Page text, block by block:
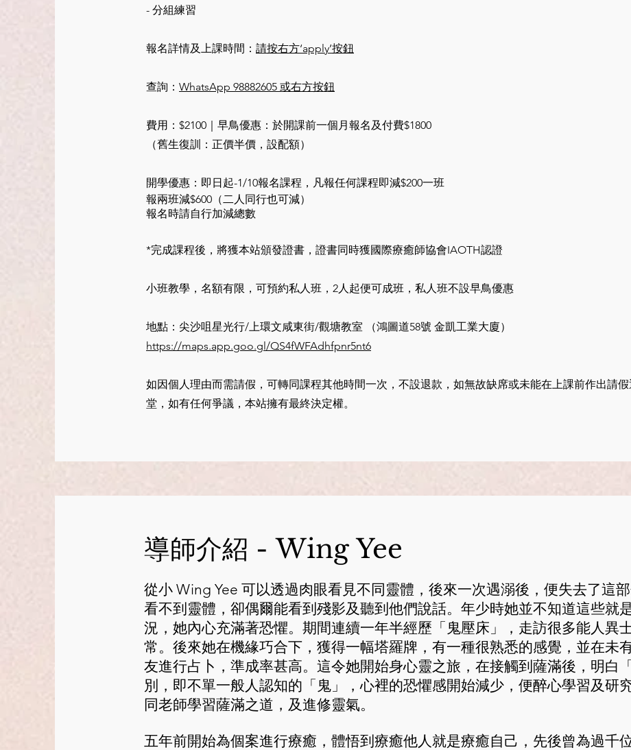
- 分組練習
報名詳情及上課時間： 請按右方‘apply’按鈕
​查詢： WhatsApp 98882605 或右方按鈕
費用：$2100｜早鳥優惠：於開課前一個月報名及付費$1800
（舊生復訓：正價半價，設配額）
開學優惠： 即日起-1/10報名課程， 凡報任何課程即減$200一班
報兩班減$600（二人同行也可減）
報名時請自行加減總數
*完成課程後，將獲本站頒發證書，證書同時獲國際療癒師協會IAOTH認證
小班教學，名額有限，可預約私人班，2人起便可成班，私人班不設早鳥優惠
地點： 尖沙咀星光行/上環文咸東街/觀塘教室 （鴻圖道58號 金凱工業大廈）
https://maps.app.goo.gl/QS4fWFAdhfpnr5nt6
如因個人理由而需請假，可轉同課程其他時間一次，不設退款，如無故缺席或未能在上課前作出請
堂，如有任何爭議，本站擁有最終決定權。
導師介紹 - Wing Yee
從小 Wing Yee 可以透過肉眼看見不同靈體，後來一次遇溺後，便失去了這
看不到靈體，卻偶爾能看到殘影及聽到他們說話。年少時她並不知道這些就
況，她內心充滿著恐懼。期間連續一年半經歷「鬼壓床」，走訪很多能人異
常。後來她在機緣巧合下，獲得一幅塔羅牌，有一種很熟悉的感覺，並在未
友進行占卜，準成率甚高。這令她開始身心靈之旅，在接觸到薩滿後，明白
別，即不單一般人認知的「鬼」，心裡的恐懼感開始減少，便醉心學習及研
同老師學習薩滿之道，及進修靈氣。
五年前開始為個案進行療癒，體悟到療癒他人就是療癒自己，先後曾為過千